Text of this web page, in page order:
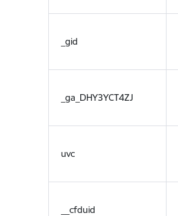
_gid
_ga_DHY3YCT4ZJ
uvc
__cfduid